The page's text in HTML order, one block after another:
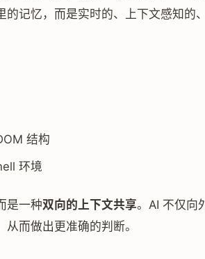
的记忆，而是实时的、上下文感知的
结构
环境
是一种双向的上下文共享。AI 不仅向
而做出更准确的判断。